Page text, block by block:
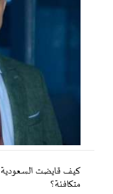
كيف قايضت السعودية
متكافئة؟